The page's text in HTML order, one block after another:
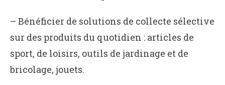
– Bénéficier de solutions de collecte sélective
sur des produits du quotidien : articles de
sport, de loisirs, outils de jardinage et de
bricolage, jouets.